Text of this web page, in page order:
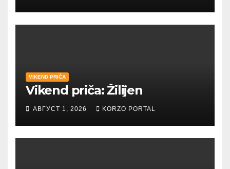
VIKEND PRIČA
Vikend priča: Žilijen
АВГУСТ 1, 2026 KORZO PORTAL